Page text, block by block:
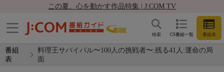
この夏、心を動かす作品特集 | J:COM TV
CS番組一覧 番組表
検索
番組
表
料理王サバイバル〜100人の挑戦者〜:残る41人:運命の局
面